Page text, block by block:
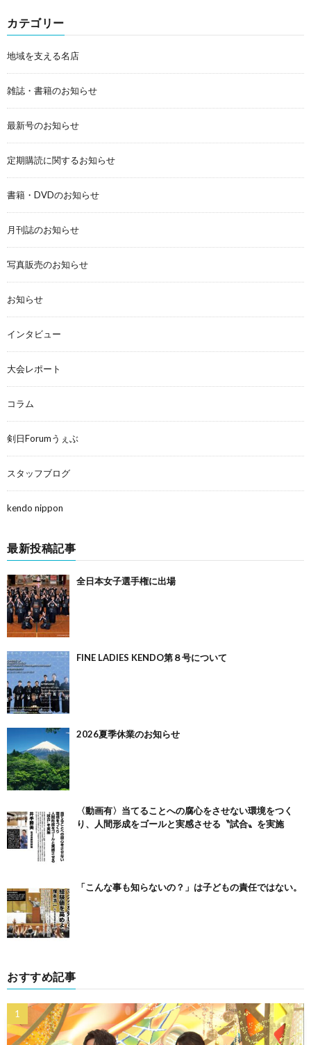
カテゴリー
地域を支える名店
雑誌・書籍のお知らせ
最新号のお知らせ
定期購読に関するお知らせ
書籍・DVDのお知らせ
月刊誌のお知らせ
写真販売のお知らせ
お知らせ
インタビュー
大会レポート
コラム
剣日Forumうぇぶ
スタッフブログ
kendo nippon
最新投稿記事
全日本女子選手権に出場
FINE LADIES KENDO第８号について
2026夏季休業のお知らせ
〈動画有〉当てることへの腐心をさせない環境をつく
り、人間形成をゴールと実感させる〝試合〟を実施
「こんな事も知らないの？」は子どもの責任ではない。
おすすめ記事